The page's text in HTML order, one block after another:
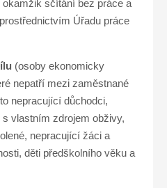
okamžik sčítání bez práce a
Úřadu práce
(osoby ekonomicky
nepatří mezi zaměstnané
nepracující důchodci,
vlastním zdrojem obživy,
nepracující žáci a
děti předškolního věku a